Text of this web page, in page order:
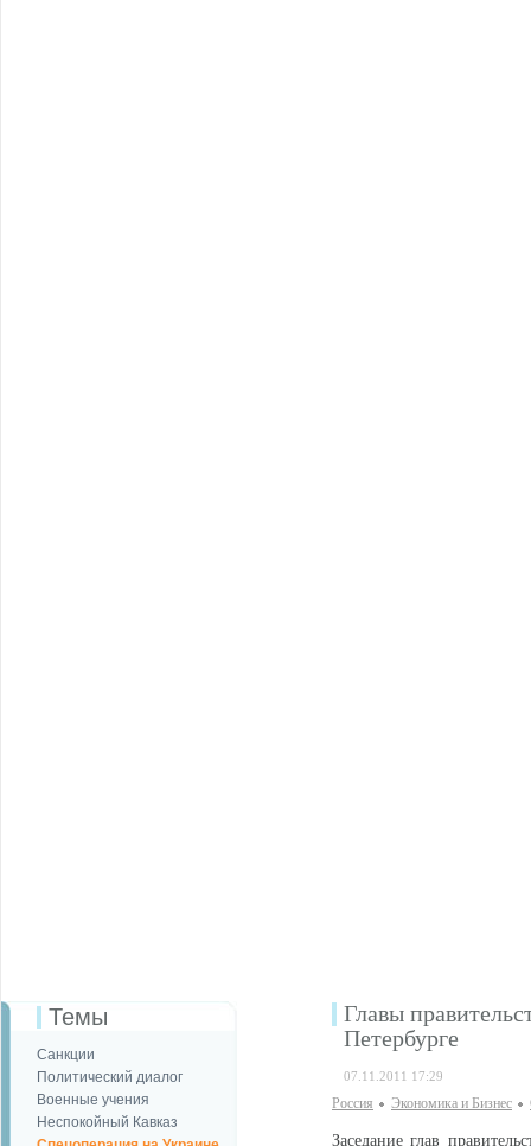
Темы
Санкции
Политический диалог
Военные учения
Неспокойный Кавказ
Главы
Петербурге
07.11.2011 17:29
Россия Экономика и Бизнес
Заседание глав